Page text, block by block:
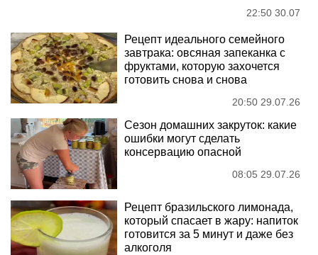
22:50 30.07
Рецепт идеального семейного
завтрака: овсяная запеканка с
фруктами, которую захочется
готовить снова и снова
20:50 29.07.26
Сезон домашних закруток: какие
ошибки могут сделать
консервацию опасной
08:05 29.07.26
Рецепт бразильского лимонада,
который спасает в жару: напиток
готовится за 5 минут и даже без
алкоголя